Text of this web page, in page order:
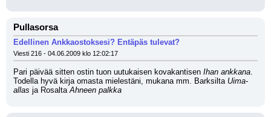
Pullasorsa
Edellinen Ankkaostoksesi? Entäpäs tulevat?
Viesti 216 - 04.06.2009 klo 12:02:17
Pari päivää sitten ostin tuon uutukaisen kovakantisen Ihan ankkana.
Todella hyvä kirja omasta mielestäni, mukana mm. Barksilta Uima-
allas ja Rosalta Ahneen palkka